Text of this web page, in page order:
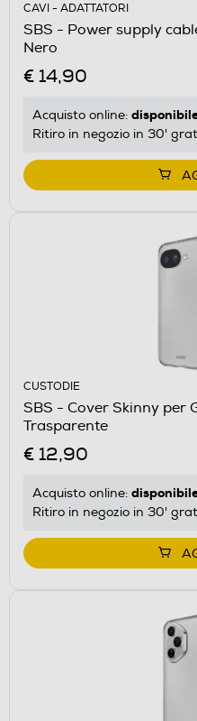
CAVI - ADATTATORI
SBS - Power supply
Nero
€ 14,90
Acquisto online:
Ritiro in negozio in 30'
CUSTODIE
SBS - Cover Skinny per
Trasparente
€ 12,90
Acquisto online:
Ritiro in negozio in 30'